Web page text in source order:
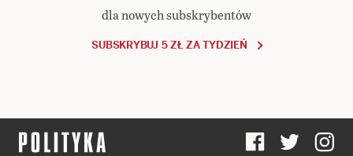
dla nowych subskrybentów
SUBSKRYBUJ 5 ZŁ ZA TYDZIEŃ